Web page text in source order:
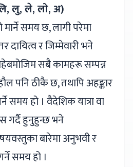
लु, ले, लो, अ)
मार्ने समय छ, लागी परेमा
दायित्व र जिम्मेवारी भने
सबै कामहरू सम्पन्न
पनि ठीकै छ, तथापि अहङ्कार
समय हो । वैदेशिक यात्रा वा
गर्दै हुनुहुन्छ भने
बारेमा अनुभवी र
समय हो ।